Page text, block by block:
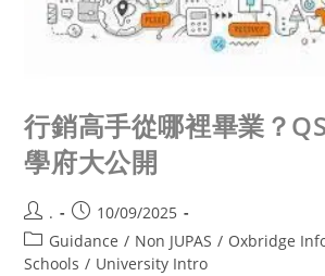
行銷高手從哪裡畢業？
學府大公開
.
10/09/2025
Guidance / Non JUPAS / Oxbridge
Schools / University Intro